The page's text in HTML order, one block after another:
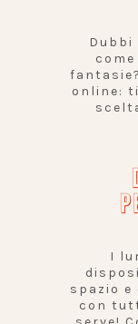
Dubbi
online:
I
spazio
con